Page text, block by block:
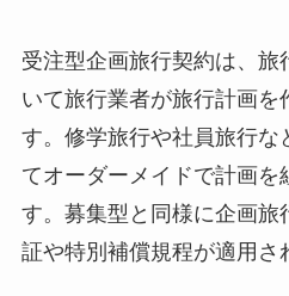
受注型企画旅行契約は、旅
いて旅行業者が旅行計画を
す。修学旅行や社員旅行な
てオーダーメイドで計画を
す。募集型と同様に企画旅
証や特別補償規程が適用さ